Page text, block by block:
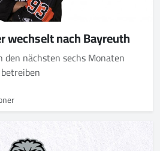
wechselt nach Bayreuth
nächsten sechs Monaten